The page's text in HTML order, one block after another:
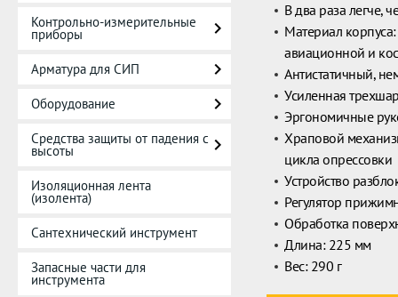
Контрольно-измерительные
приборы
Арматура для СИП
Оборудование
Средства защиты от падения с
высоты
Изоляционная лента
(изолента)
Сантехнический инструмент
Запасные части для
инструмента
В два раза легче,
Материал
авиационной и
Антистатичный,
Усиленная
Эргономичные
Храповой
цикла опрессовки
Устройство
Регулятор
Обработка
Длина: 225 мм
Вес: 290 г